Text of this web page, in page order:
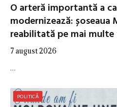
O arteră importantă a
modernizează: șoseaua
reabilitată pe mai
7 august 2026
…
POLITICĂ